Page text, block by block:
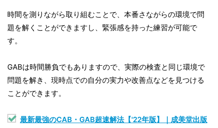
時間を測りながら取り組むことで、本番さながらの環境で問
題を解くことができますし、緊張感を持った練習が可能で
す。
GABは時間勝負でもありますので、実際の検査と同じ環境で
問題を解き、現時点での自分の実力や改善点などを見つける
ことができます。
最新最強のCAB・GAB超速解法【'22年版】｜成美堂出版